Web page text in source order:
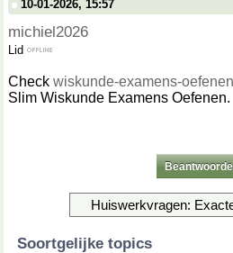
10-01-2026, 15:57
michiel2026
Lid
Check wiskunde-examens-
Slim Wiskunde Examens Oefenen.
Soortgelijke topics